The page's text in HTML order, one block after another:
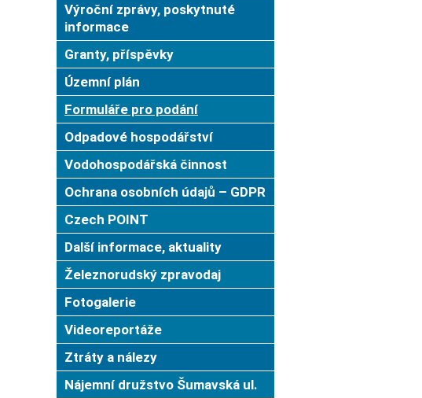
Výroční zprávy, poskytnuté
informace
Granty, příspěvky
Územní plán
Formuláře pro podání
Odpadové hospodářství
Vodohospodářská činnost
Ochrana osobních údajů – GDPR
Czech POINT
Další informace, aktuality
Železnorudský zpravodaj
Fotogalerie
Videoreportáže
Ztráty a nálezy
Nájemní družstvo Šumavská ul.